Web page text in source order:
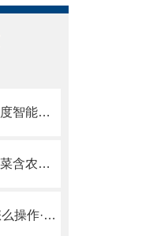
新品重金属镉超标检测仪【高度智能化】高科技重金属镉超标检测仪
蔬菜含农药检测仪是什么？蔬菜含农药检测仪选择须知
土壤水分温度盐分ph测定仪怎么操作·【仪器介绍】山东云唐专业解答